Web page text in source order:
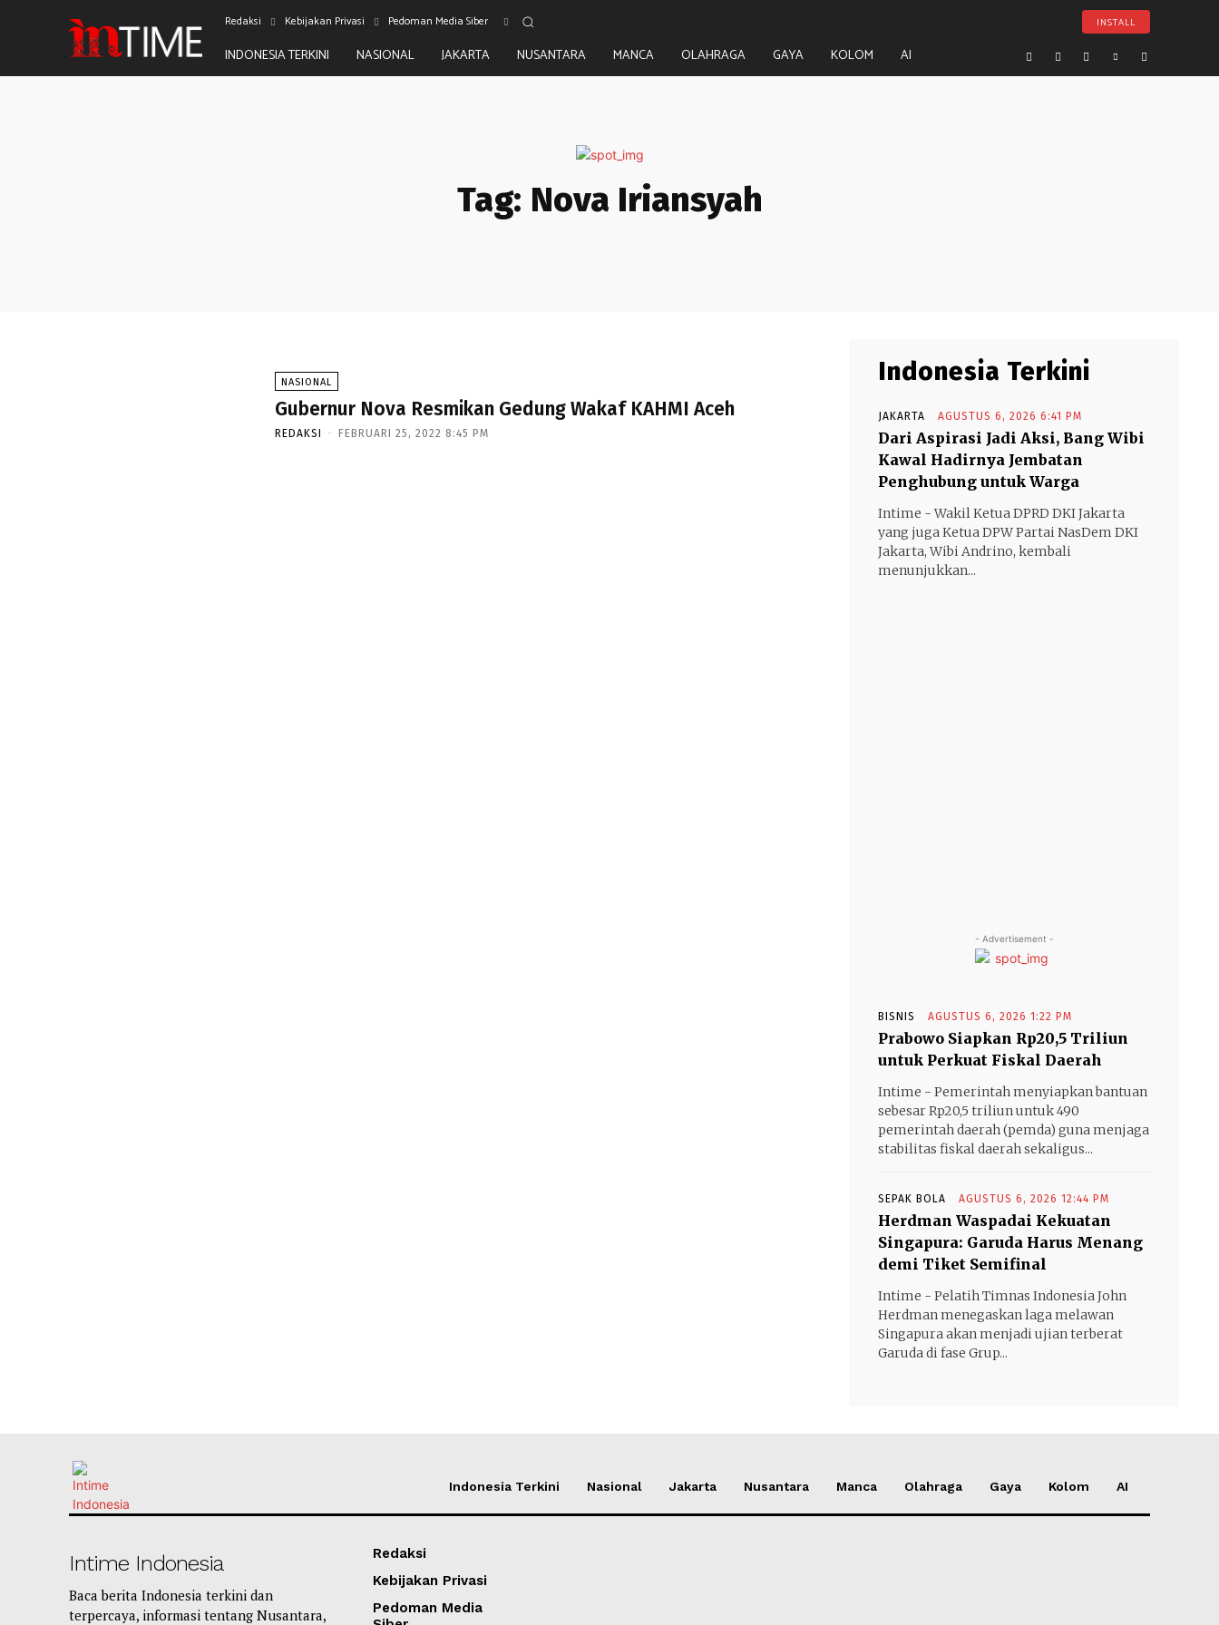
Redaksi Kebijakan Privasi Pedoman Media Siber INSTALL
INDONESIA TERKINI NASIONAL JAKARTA NUSANTARA MANCA OLAHRAGA GAYA KOLOM AI
Tag: Nova Iriansyah
NASIONAL
Gubernur Nova Resmikan Gedung Wakaf KAHMI Aceh
REDAKSI - FEBRUARI 25, 2022 8:45 PM
Indonesia Terkini
JAKARTA AGUSTUS 6, 2026 6:41 PM
Dari Aspirasi Jadi Aksi, Bang Wibi
Kawal Hadirnya Jembatan
Penghubung untuk Warga
Intime - Wakil Ketua DPRD DKI Jakarta
yang juga Ketua DPW Partai NasDem DKI
Jakarta, Wibi Andrino, kembali
menunjukkan...
- Advertisement -
BISNIS AGUSTUS 6, 2026 1:22 PM
Prabowo Siapkan Rp20,5 Triliun
untuk Perkuat Fiskal Daerah
Intime - Pemerintah menyiapkan bantuan
sebesar Rp20,5 triliun untuk 490
pemerintah daerah (pemda) guna menjaga
stabilitas fiskal daerah sekaligus...
SEPAK BOLA AGUSTUS 6, 2026 12:44 PM
Herdman Waspadai Kekuatan
Singapura: Garuda Harus Menang
demi Tiket Semifinal
Intime - Pelatih Timnas Indonesia John
Herdman menegaskan laga melawan
Singapura akan menjadi ujian terberat
Garuda di fase Grup...
Indonesia Terkini Nasional Jakarta Nusantara Manca Olahraga Gaya Kolom AI
Intime Indonesia
Baca berita Indonesia terkini dan
terpercaya, informasi tentang Nusantara,
Redaksi
Kebijakan Privasi
Pedoman Media